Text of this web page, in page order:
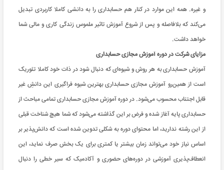
و غیره. همه این موارد در کنار هم حسابداری را به دانشی کاملا کاربردی تبدیل
می‌کند که بلافاصله و پس از شروع آموزش تاثیر ملموس زندگی کاری و مالی شما
خواهد داشت.
مزایای شرکت در دوره آموزش مجازی حسابداری
آموزش حسابداری به هر روش و شیوه‌ای که دنبال شود در ذات خود کاملا تئوریک
است از همین‌رو آموزش مجازی حسابداری بهترین شیوه فراگیری این دانشِ غیر
قابل اجتناب محسوب می‌شود. در دوره آموزش مجازی حسابداری تمامی مباحث از
حسابداری پایه آغاز شده و فرض بر این گذاشته می‌شود که شما هیچ شناخت قبلی
از این رشته ندارید، اما محتوای دوره به شکلی تدوین شده است که دانش‌پذیر بر
اساس نیاز خود می‌تواند زمان بیشتر یا کمتری برای یک بخش صرف نماید، این
انعطاف‌پذیری آموزشی در دوره‌های حضوری و آکادمیک که سیر خطی را دنبال